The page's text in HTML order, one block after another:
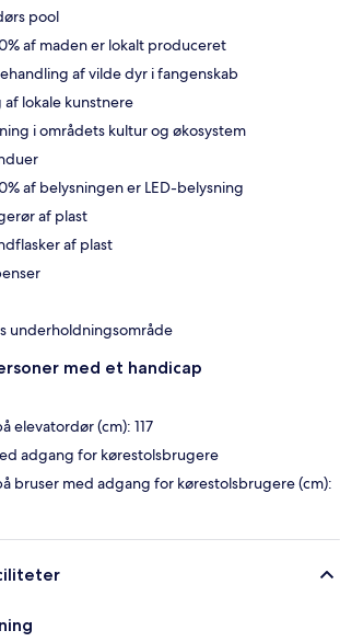
pool
af maden er lokalt produceret
af vilde dyr i fangenskab
af lokale kunstnere
i områdets kultur og økosystem
af belysningen er LED-belysning
af plast
af plast
underholdningsområde
med et handicap
elevatordør (cm): 117
adgang for kørestolsbrugere
bruser med adgang for kørestolsbrugere (cm):